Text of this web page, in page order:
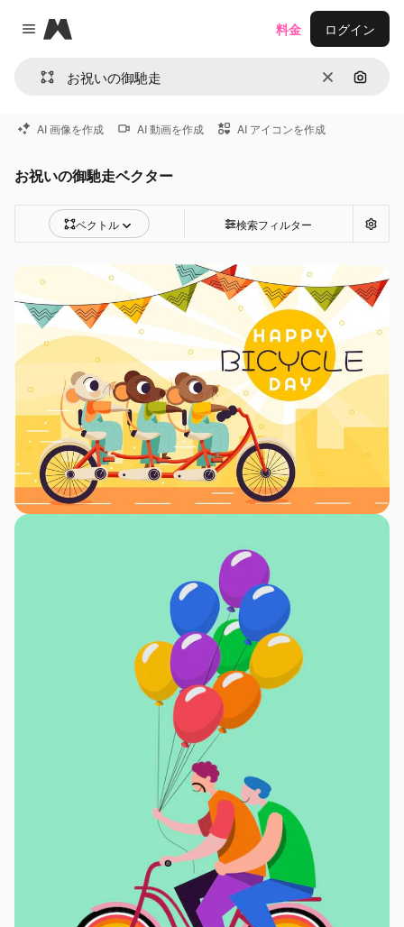
Close menu
Magnific
消去 画像で
料金 ログイン
AI 画像を作成 AI 動画を作成 AI アイコンを作成
お祝いの御馳走ベクター
ベクトル 検索フィルター